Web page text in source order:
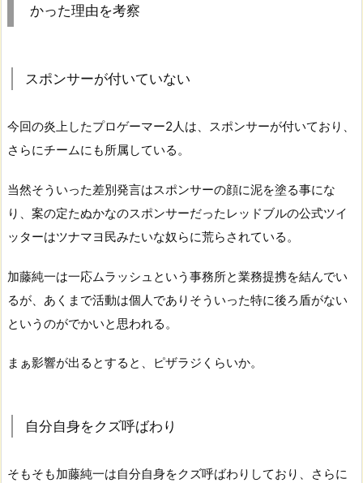
かった理由を考察
スポンサーが付いていない
今回の炎上したプロゲーマー2人は、スポンサーが付いており、
さらにチームにも所属している。
当然そういった差別発言はスポンサーの顔に泥を塗る事にな
り、案の定たぬかなのスポンサーだったレッドブルの公式ツイ
ッターはツナマヨ民みたいな奴らに荒らされている。
加藤純一は一応ムラッシュという事務所と業務提携を結んでい
るが、あくまで活動は個人でありそういった特に後ろ盾がない
というのがでかいと思われる。
まぁ影響が出るとすると、ピザラジくらいか。
自分自身をクズ呼ばわり
そもそも加藤純一は自分自身をクズ呼ばわりしており、さらに